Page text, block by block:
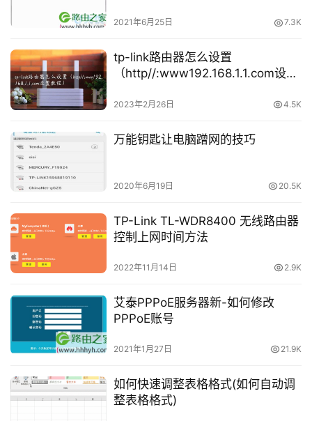
由
器
更
2021年6月25日 7.3K
tp-link路由器怎么设置
（http//:www192.168.1.1.com设置
2023年2月26日 4.5K
万能钥匙让电脑蹭网的技巧
2020年6月19日 20.5K
TP-Link TL-WDR8400 无线路由器
控制上网时间方法
2022年11月14日 2.9K
艾泰PPPoE服务器新-如何修改
PPPoE账号
2021年1月27日 21.9K
如何快速调整表格格式(如何自动调
整表格格式)